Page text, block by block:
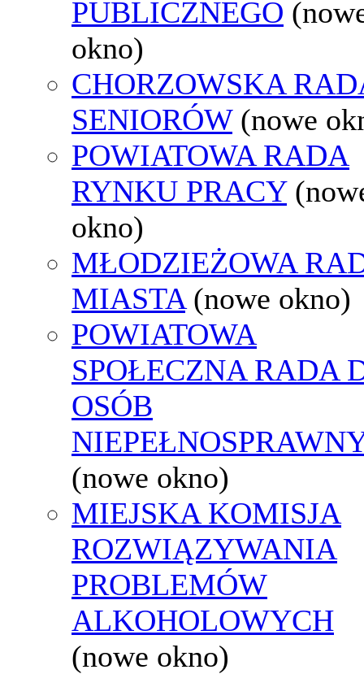
PUBLICZNEGO
okno)
CHORZOWSKA
SENIORÓW (nowe
POWIATOWA RADA
RYNKU PRACY
okno)
MŁODZIEŻOWA
MIASTA (nowe okno)
POWIATOWA
SPOŁECZNA RADA
OSÓB
(nowe okno)
MIEJSKA KOMISJA
ROZWIĄZYWANIA
PROBLEMÓW
ALKOHOLOWYCH
(nowe okno)